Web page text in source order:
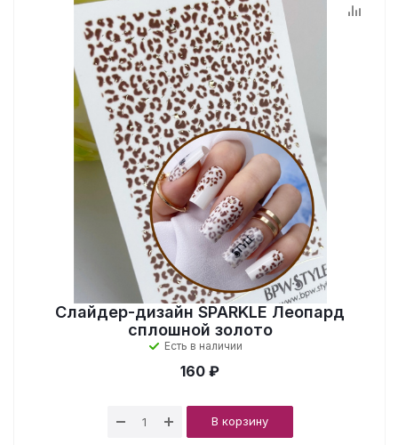
Слайдер-дизайн SPARKLE Леопард
сплошной золото
Есть в наличии
160 ₽
В корзину